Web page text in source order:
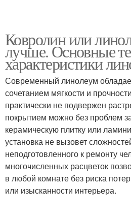
Ковролин или
лучше. Основные
характеристики
Современный линолеум
сочетанием мягкости и
практически не подвержен
покрытием можно без проблем
керамическую плитку или
установка не вызовет
неподготовленного к ремонту
многочисленных расцветок
в любой комнате без риска
или изысканности интерьера.